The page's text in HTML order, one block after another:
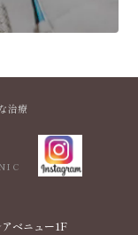
治療
ベニュー1F